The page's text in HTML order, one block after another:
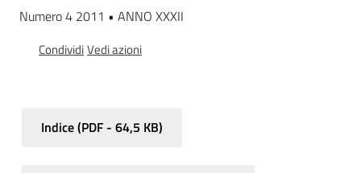
Abbonamenti
Norme
etico
Numero 4 2011 • ANNO XXXII
CondividiVedi azioni
Indice(PDF - 64,5 KB)